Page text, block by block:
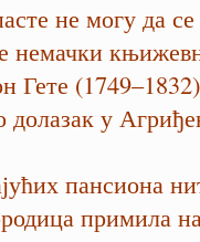
не могу да се
немачки
Гете
долазак у
пансиона
примила